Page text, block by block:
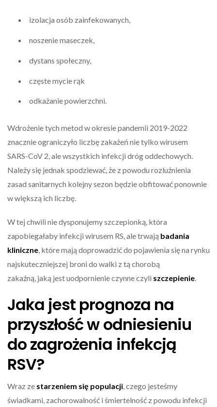
izolacja osób zainfekowanych,
noszenie maseczek,
dystans społeczny,
częste mycie rąk
odkażanie powierzchni.
Wdrożenie tych metod w okresie pandemii 2019-2022
znacznie ograniczyło liczbę zakażeń nie tylko wirusem
SARS-CoV 2, ale wszystkich infekcji dróg oddechowych.
Należy się jednak spodziewać, że z powodu rozluźnienia
zasad sanitarnych kolejny sezon będzie obfitować ponownie
w większą ich liczbę.
W tej chwili nie dysponujemy szczepionką, która
zapobiegałaby infekcji wirusem RS, ale trwają badania
kliniczne , które mają doprowadzić do pojawienia się na rynku
najskuteczniejszej broni do walki z tą chorobą
zakaźną, jaką jest uodpornienie czynne czyli szczepienie
Jaka jest prognoza na
przyszłość w odniesieniu
do zagrożenia infekcją
RSV?
Wraz ze starzeniem się populacji , czego jesteśmy
świadkami, zachorowalność i śmiertelność z powodu infekcji